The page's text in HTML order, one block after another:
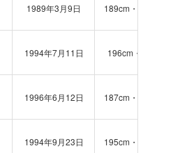
1989年3月9日 189cm・87kg
1994年7月11日 196cm・-kg
1996年6月12日 187cm・81kg
1994年9月23日 195cm・94kg